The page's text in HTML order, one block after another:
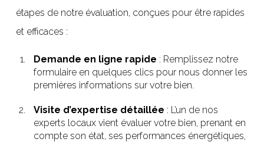
étapes de notre évaluation, conçues pour être rapides
et efficaces :
Demande en ligne rapide : Remplissez notre
formulaire en quelques clics pour nous donner les
premières informations sur votre bien.
Visite d’expertise détaillée : L’un de nos
experts locaux vient évaluer votre bien, prenant en
compte son état, ses performances énergétiques,